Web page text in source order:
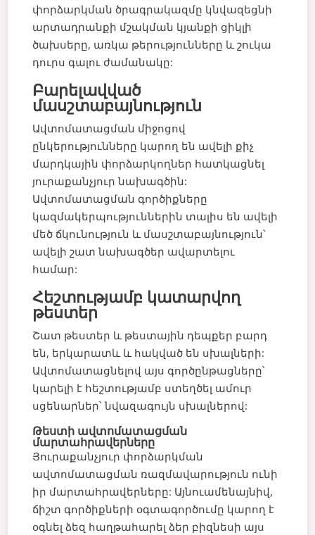
փորձարկման ծրագրակազմը կնվազեցնի
արտադրանքի մշակման կյանքի ցիկլի
ծախսերը, առկա թերությունները և շուկա
դուրս գալու ժամանակը:
Բարելավված
մասշտաբայնություն
Ավտոմատացման միջոցով
ընկերությունները կարող են ավելի քիչ
մարդկային փորձարկողներ հատկացնել
յուրաքանչյուր նախագծին:
Ավտոմատացման գործիքները
կազմակերպություններին տալիս են ավելի
մեծ ճկունություն և մասշտաբայնություն՝
ավելի շատ նախագծեր ավարտելու
համար:
Հեշտությամբ կատարվող
թեստեր
Շատ թեստեր և թեստային դեպքեր բարդ
են, երկարատև և հակված են սխալների:
Ավտոմատացնելով այս գործընթացները՝
կարելի է հեշտությամբ ստեղծել ամուր
սցենարներ՝ նվազագույն սխալներով:
Թեստի ավտոմատացման
մարտահրավերները
Յուրաքանչյուր փորձարկման
ավտոմատացման ռազմավարություն ունի
իր մարտահրավերները: Այնուամենայնիվ,
ճիշտ գործիքների օգտագործումը կարող է
օգնել ձեզ հաղթահարել ձեր բիզնեսի այս